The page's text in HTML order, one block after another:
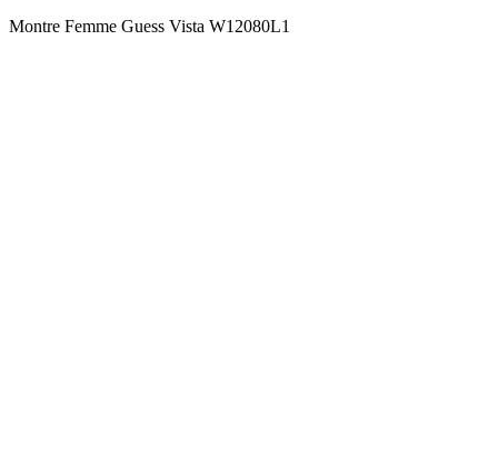
Montre Femme Guess Vista W12080L1